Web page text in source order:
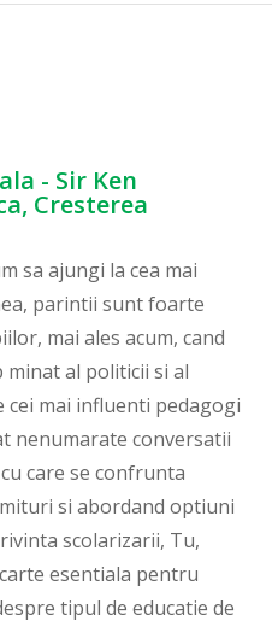
- Sir Ken
Cresterea
sa ajungi la cea mai
parintii sunt foarte
mai ales acum, cand
minat al politicii si al
mai influenti pedagogi
nenumarate conversatii
care se confrunta
si abordand optiuni
scolarizarii, Tu,
esentiala pentru
tipul de educatie de